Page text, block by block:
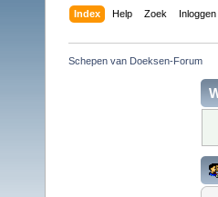
Index Help Zoek Inloggen
Schepen van Doeksen-Forum